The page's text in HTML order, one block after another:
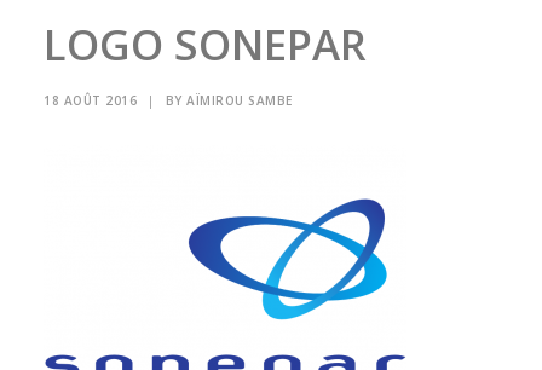
LOGO SONEPAR
18 AOÛT 2016 | BY AÏMIROU SAMBE